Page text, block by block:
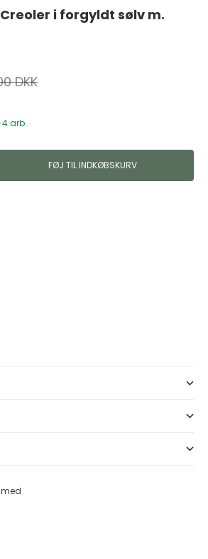
i forgyldt sølv m.
DKK
4 arb.
FØJ TIL INDKØBSKURV